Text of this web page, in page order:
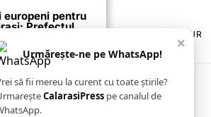
POLITICA DE ANULARE & RETUR
& TIPĂRITĂ
CONTACT
ANUNȚUL CĂLĂRĂȘEAN
×
Urmărește-ne pe WhatsApp!
să fii mereu la curent cu toate știrile?
CalarasiPress pe canalul de
europeni pentru
Prefectul
State anunță
cu ADR
Muntenia pentru
se pregătește
pe harta
europene, cu